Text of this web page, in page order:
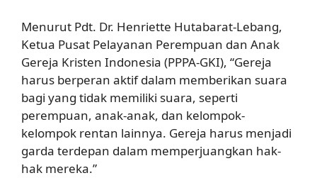
Menurut Pdt. Dr. Henriette Hutabarat-Lebang,
Ketua Pusat Pelayanan Perempuan dan Anak
Gereja Kristen Indonesia (PPPA-GKI), “Gereja
harus berperan aktif dalam memberikan suara
bagi yang tidak memiliki suara, seperti
perempuan, anak-anak, dan kelompok-
kelompok rentan lainnya. Gereja harus menjadi
garda terdepan dalam memperjuangkan hak-
hak mereka.”